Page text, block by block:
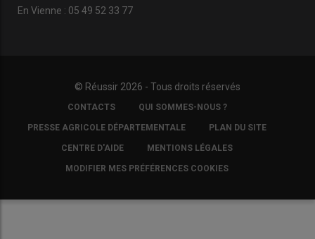
En Vienne : 05 49 52 33 77
© Réussir 2026 - Tous droits réservés
COPYRIGHTCONTACTS QUI SOMMES-NOUS ?
PRESSE AGRICOLE DÉPARTEMENTALE PLAN DU SITE
CENTRE D'AIDE MENTIONS LÉGALES
MODIFIER MES PRÉFÉRENCES COOKIES